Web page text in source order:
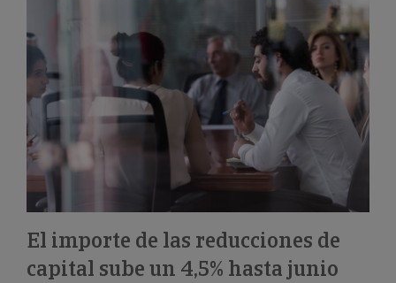
El importe de las reducciones de
capital sube un 4,5% hasta junio